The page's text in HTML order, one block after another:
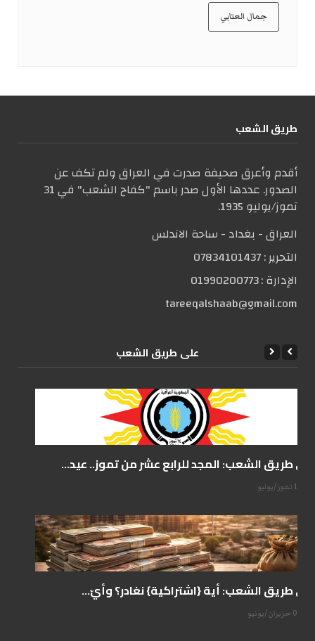
جمال العتابي
طریق الشعب
أقدم وأعرق صحيفة صدرت في العراق ولم تكف عن
الصدور. عددها الأول صدر باسم "كفاح الشعب" في 31
تموز/يوليو 1935.
العراق - بغداد - ساحة الاندلس
التحریر :07834101437
الإدارة :01990200773
tareeqalshaab@gmail.com
علی طریق الشعب
على طريق الشعب: المجد للرابع عشر من تموز.. عيد...
14 تموز/يوليو
على طريق الشعب: أية {اشتراكية} نغادر؟ وأيّ...
07 حزيران/يونيو